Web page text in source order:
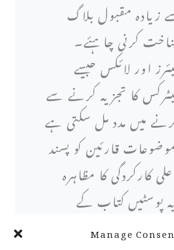
Manage
مقبول بلاگ
کرنی چاہئے۔
اور لائکس جیسے
کا تجزیہ کرنے سے
میں مدد مل سکتی ہے
قارئین کو پسند
کارکردگی کا مظاہرہ
پوسٹیں کتاب کے
بہترین نقطہ آغاز کے